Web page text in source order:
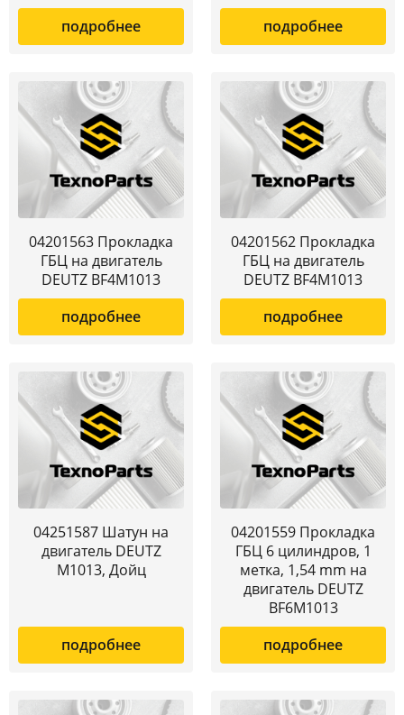
подробнее
подробнее
04201563 Прокладка
ГБЦ на двигатель
DEUTZ BF4M1013
подробнее
04201562 Прокладка
ГБЦ на двигатель
DEUTZ BF4M1013
подробнее
04251587 Шатун на
двигатель DEUTZ
M1013, Дойц
подробнее
04201559 Прокладка
ГБЦ 6 цилиндров, 1
метка, 1,54 mm на
двигатель DEUTZ
BF6M1013
подробнее